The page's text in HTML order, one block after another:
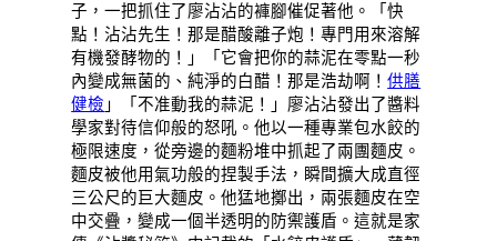
子，一把抓住了廖沾沾的褲腳催促著他。「快
點！沾沾先生！那是醋酸離子炮！專門用來溶解
有機發酵物的！」「它會把你的蒜泥在零點一秒
內變成無菌的、純淨的白醋！那是浩劫啊！供膳
健檢 」「不准動我的蒜泥！」廖沾沾發出了醬料
學家對待信仰般的怒吼。他以一種專業包水餃的
極限速度，從旁邊的麵粉堆中抓起了兩團麵皮。
麵皮被他用氣功般的捏製手法，瞬間擴大成直徑
三公尺的巨大麵皮。他猛地擲出，兩張麵皮在空
中交疊，變成一個半透明的防禦護盾。這就是家